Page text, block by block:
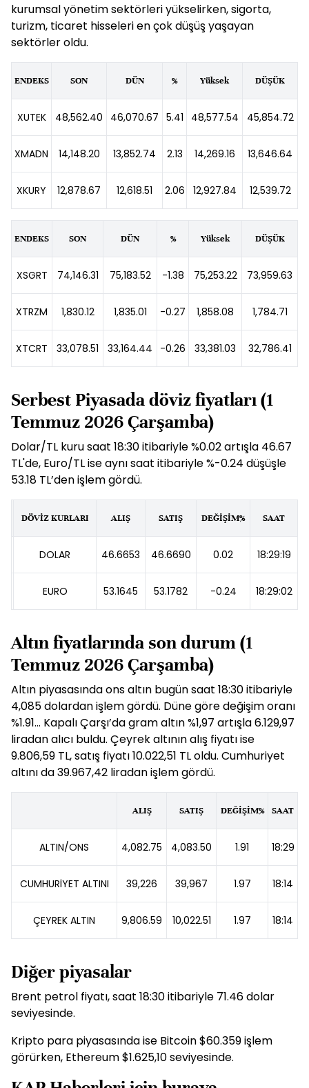
kurumsal yönetim sektörleri yükselirken, sigorta,
turizm, ticaret hisseleri en çok düşüş yaşayan
sektörler oldu.
ENDEKS SON DÜN % Yüksek DÜŞÜK
XUTEK 48,562.40 46,070.67 5.41 48,577.54 45,854.72
XMADN 14,148.20 13,852.74 2.13 14,269.16 13,646.64
XKURY 12,878.67 12,618.51 2.06 12,927.84 12,539.72
ENDEKS SON DÜN % Yüksek DÜŞÜK
XSGRT 74,146.31 75,183.52 -1.38 75,253.22 73,959.63
XTRZM 1,830.12 1,835.01 -0.27 1,858.08 1,784.71
XTCRT 33,078.51 33,164.44 -0.26 33,381.03 32,786.41
Serbest Piyasada döviz fiyatları (1
Temmuz 2026 Çarşamba)
Dolar/TL kuru saat 18:30 itibariyle %0.02 artışla 46.67
TL'de, Euro/TL ise aynı saat itibariyle %-0.24 düşüşle
53.18 TL’den işlem gördü.
DÖVİZ KURLARI ALIŞ SATIŞ DEĞİŞİM% SAAT
DOLAR 46.6653 46.6690 0.02 18:29:19
EURO 53.1645 53.1782 -0.24 18:29:02
Altın fiyatlarında son durum (1
Temmuz 2026 Çarşamba)
Altın piyasasında ons altın bugün saat 18:30 itibariyle
4,085 dolardan işlem gördü. Düne göre değişim oranı
%1.91... Kapalı Çarşı’da gram altın %1,97 artışla 6.129,97
liradan alıcı buldu. Çeyrek altının alış fiyatı ise
9.806,59 TL, satış fiyatı 10.022,51 TL oldu. Cumhuriyet
altını da 39.967,42 liradan işlem gördü.
ALIŞ SATIŞ DEĞİŞİM% SAAT
ALTIN/ONS 4,082.75 4,083.50 1.91 18:29
CUMHURİYET ALTINI 39,226 39,967 1.97 18:14
ÇEYREK ALTIN 9,806.59 10,022.51 1.97 18:14
Diğer piyasalar
Brent petrol fiyatı, saat 18:30 itibariyle 71.46 dolar
seviyesinde.
Kripto para piyasasında ise Bitcoin $60.359 işlem
görürken, Ethereum $1.625,10 seviyesinde.